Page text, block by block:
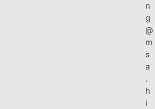
n
g
@
m
s
a
.
h
i